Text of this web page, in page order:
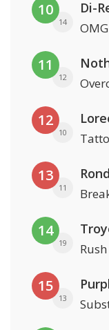
10
14
Di-
11
12
12
10
13
11
14
19 Rush
15
13